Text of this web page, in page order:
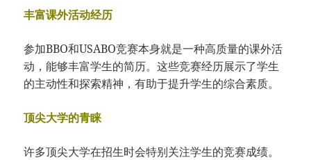
丰富课外活动经历
参加BBO和USABO竞赛本身就是一种高质量的课外活
动，能够丰富学生的简历。这些竞赛经历展示了学生
的主动性和探索精神，有助于提升学生的综合素质。
顶尖大学的青睐
许多顶尖大学在招生时会特别关注学生的竞赛成绩。